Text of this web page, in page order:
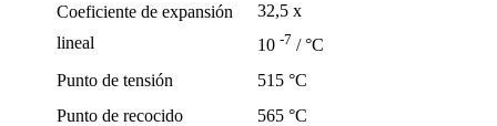
Coeficiente de expansión
lineal
32,5 x
10 -7 / °C
Punto de tensión
515 °C
Punto de recocido
565 °C